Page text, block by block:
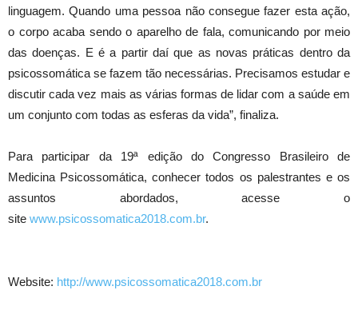
linguagem. Quando uma pessoa não consegue fazer esta ação,
o corpo acaba sendo o aparelho de fala, comunicando por meio
das doenças. E é a partir daí que as novas práticas dentro da
psicossomática se fazem tão necessárias. Precisamos estudar e
discutir cada vez mais as várias formas de lidar com a saúde em
um conjunto com todas as esferas da vida”, finaliza.
Para participar da 19ª edição do Congresso Brasileiro de
Medicina Psicossomática, conhecer todos os palestrantes e os
assuntos abordados, acesse o
site www.psicossomatica2018.com.br.
Website: http://www.psicossomatica2018.com.br